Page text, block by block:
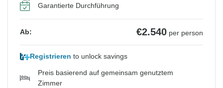
Garantierte Durchführung
Ab: €2.540 per person
Registrieren to unlock savings
Preis basierend auf gemeinsam genutztem
Zimmer